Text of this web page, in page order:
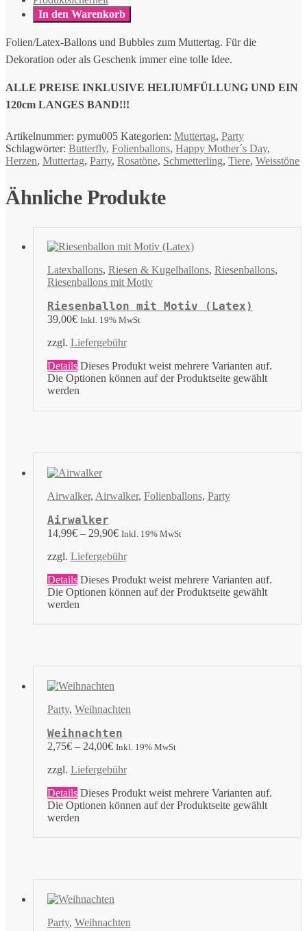
In den Warenkorb
Folien/Latex-Ballons und Bubbles zum Muttertag. Für die
Dekoration oder als Geschenk immer eine tolle Idee.
ALLE PREISE INKLUSIVE HELIUMFÜLLUNG UND EIN
120cm LANGES BAND!!!
Artikelnummer: pymu005 Kategorien: Muttertag, Party
Schlagwörter: Butterfly, Folienballons, Happy Mother´s Day,
Herzen, Muttertag, Party, Rosatöne, Schmetterling, Tiere, Weisstöne
Ähnliche Produkte
Latexballons, Riesen & Kugelballons, Riesenballons,
Riesenballons mit Motiv
Riesenballon mit Motiv (Latex)
39,00€ Inkl. 19% MwSt
zzgl. Liefergebühr
Details Dieses Produkt weist mehrere Varianten auf.
Die Optionen können auf der Produktseite gewählt
werden
Airwalker, Airwalker, Folienballons, Party
Airwalker
14,99€– 29,90€ Inkl. 19% MwSt
zzgl. Liefergebühr
Details Dieses Produkt weist mehrere Varianten auf.
Die Optionen können auf der Produktseite gewählt
werden
Party, Weihnachten
Weihnachten
2,75€– 24,00€ Inkl. 19% MwSt
zzgl. Liefergebühr
Details Dieses Produkt weist mehrere Varianten auf.
Die Optionen können auf der Produktseite gewählt
werden
Party, Weihnachten